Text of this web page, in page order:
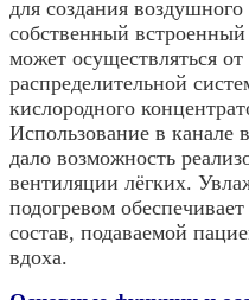
для создания
собственный встроенный
может осуществляться
распределительной
кислородного
Использование в канале
дало возможность
вентиляции лёгких.
подогревом
состав, подаваемой
вдоха.